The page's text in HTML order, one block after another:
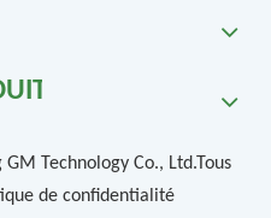
GM Technology Co., Ltd.Tous
de confidentialité